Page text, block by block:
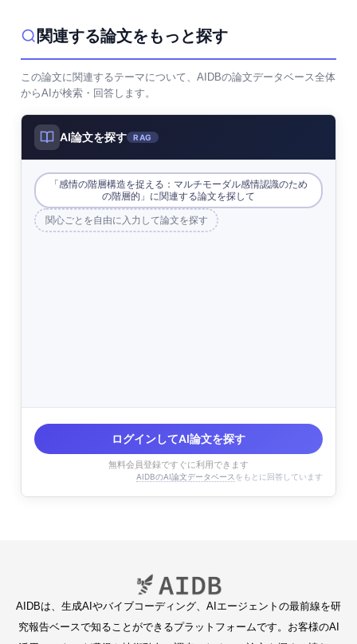
関連する論文をもっと探す
この論文に関連するテーマについて、AIDBの論文データベース全体
からAIが検索・回答します。
AI論文を探す RAG
「感情の階層構造を捉える：マルチモーダル感情認識のため
の階層的」に関連する論文を探して
関心ごとを自由に入力して論文を探す
ログインしてAI論文を探す
無料会員登録ですぐに利用できます
AIDBのAI論文データベース をもとに回答しています
AIDBは、生成AIやバイブコーディング、AIエージェントの最前線を研
究報告ベースで知ることができるプラットフォームです。お客様のAI